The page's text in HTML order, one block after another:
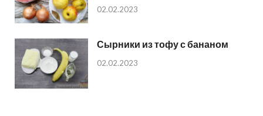
02.02.2023
Сырники из тофу с бананом
02.02.2023